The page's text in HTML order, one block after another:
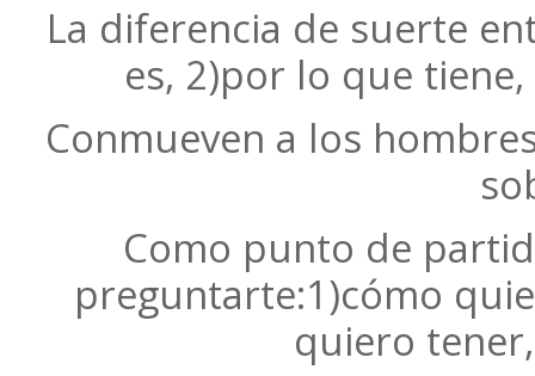
La diferencia de suerte
es, 2)por lo que
Conmueven a los
Como punto de
preguntarte:1)cómo
quiero